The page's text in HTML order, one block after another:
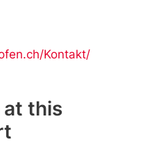
Kontakt/
this